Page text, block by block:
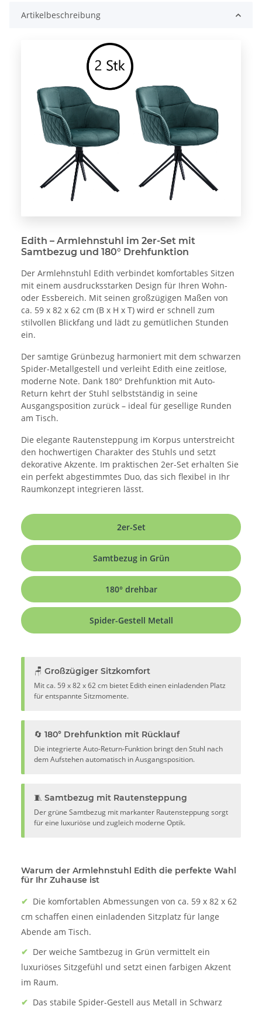
Artikelbeschreibung
Edith – Armlehnstuhl im 2er-Set mit
Samtbezug und 180° Drehfunktion
Der Armlehnstuhl Edith verbindet komfortables Sitzen
mit einem ausdrucksstarken Design für Ihren Wohn-
oder Essbereich. Mit seinen großzügigen Maßen von
ca. 59 x 82 x 62 cm (B x H x T) wird er schnell zum
stilvollen Blickfang und lädt zu gemütlichen Stunden
ein.
Der samtige Grünbezug harmoniert mit dem schwarzen
Spider-Metallgestell und verleiht Edith eine zeitlose,
moderne Note. Dank 180° Drehfunktion mit Auto-
Return kehrt der Stuhl selbstständig in seine
Ausgangsposition zurück – ideal für gesellige Runden
am Tisch.
Die elegante Rautensteppung im Korpus unterstreicht
den hochwertigen Charakter des Stuhls und setzt
dekorative Akzente. Im praktischen 2er-Set erhalten Sie
ein perfekt abgestimmtes Duo, das sich flexibel in Ihr
Raumkonzept integrieren lässt.
2er-Set
Samtbezug in Grün
180° drehbar
Spider-Gestell Metall
🪑 Großzügiger Sitzkomfort
Mit ca. 59 x 82 x 62 cm bietet Edith einen einladenden Platz
für entspannte Sitzmomente.
🔄 180° Drehfunktion mit Rücklauf
Die integrierte Auto-Return-Funktion bringt den Stuhl nach
dem Aufstehen automatisch in Ausgangsposition.
🧵 Samtbezug mit Rautensteppung
Der grüne Samtbezug mit markanter Rautensteppung sorgt
für eine luxuriöse und zugleich moderne Optik.
Warum der Armlehnstuhl Edith die perfekte Wahl
für Ihr Zuhause ist
✔ Die komfortablen Abmessungen von ca. 59 x 82 x 62
cm schaffen einen einladenden Sitzplatz für lange
Abende am Tisch.
✔ Der weiche Samtbezug in Grün vermittelt ein
luxuriöses Sitzgefühl und setzt einen farbigen Akzent
im Raum.
✔ Das stabile Spider-Gestell aus Metall in Schwarz